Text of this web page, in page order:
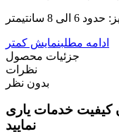
6 الی 8 سانتیمتر
ادامه مطلبنمایش کمتر
جزئیات محصول
نظرات
بدون نظر
کیفیت خدمات یاری
نمایید